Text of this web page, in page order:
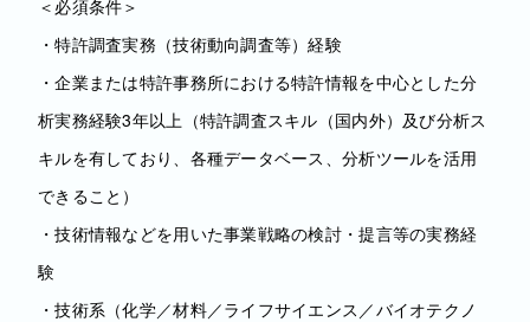
＜必須条件＞
・特許調査実務（技術動向調査等）経験
・企業または特許事務所における特許情報を中心とした分
析実務経験3年以上（特許調査スキル（国内外）及び分析ス
キルを有しており、各種データベース、分析ツールを活用
できること）
・技術情報などを用いた事業戦略の検討・提言等の実務経
験
・技術系（化学／材料／ライフサイエンス／バイオテクノ